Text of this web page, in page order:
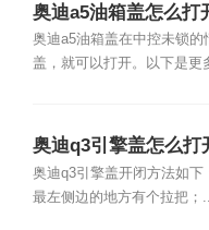
奥迪a5油箱盖怎么打
奥迪a5油箱盖在中控未锁的
盖，就可以打开。以下是更
奥迪q3引擎盖怎么打
奥迪q3引擎盖开闭方法如下
最左侧边的地方有个拉把；...